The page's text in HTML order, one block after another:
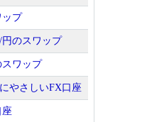
ップ
のスワップ
ワップ
やさしいFX口座